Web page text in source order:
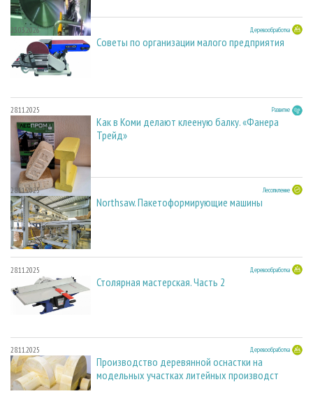
23.03.2026 Деревообработка
Советы по организации малого предприятия
28.11.2025 Развитие
Как в Коми делают клееную балку. «Фанера
Трейд»
28.11.2025 Лесопиление
Northsaw. Пакетоформирующие машины
28.11.2025 Деревообработка
Столярная мастерская. Часть 2
28.11.2025 Деревообработка
Производство деревянной оснастки на
модельных участках литейных производст